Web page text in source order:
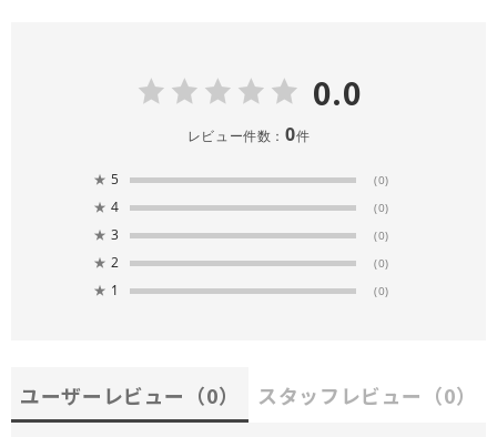
0.0
レビュー件数： 0件
★ 5 (0)
★ 4 (0)
★ 3 (0)
★ 2 (0)
★ 1 (0)
ユーザーレビュー （0） スタッフレビュー （0）